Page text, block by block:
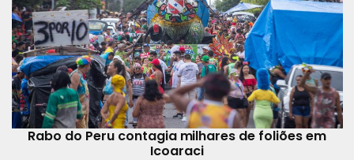
Rabo do Peru contagia milhares de foliões em
Icoaraci